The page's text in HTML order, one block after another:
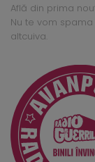
Află din prima
Nu te vom
altcuiva.